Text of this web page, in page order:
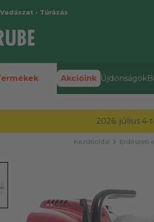
• Túrázás
Akcióink Újdonságok
2026. július
Kezdőoldal chevron_right Erdészeti